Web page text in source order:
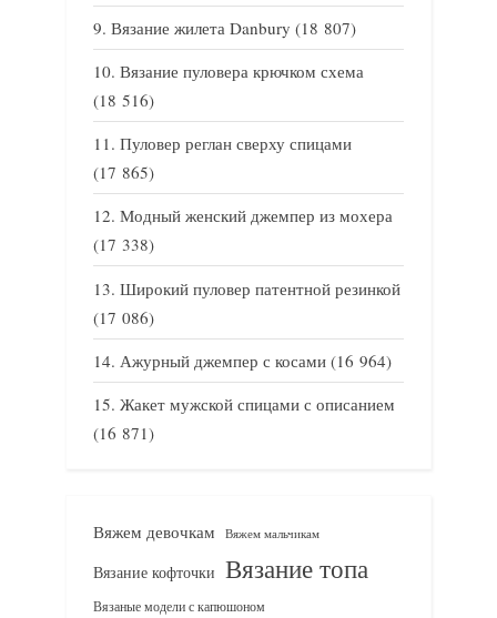
Вязание жилета Danbury (18 807)
Вязание пуловера крючком схема
(18 516)
Пуловер реглан сверху спицами
(17 865)
Модный женский джемпер из мохера
(17 338)
Широкий пуловер патентной резинкой
(17 086)
Ажурный джемпер с косами (16 964)
Жакет мужской спицами с описанием
(16 871)
Вяжем девочкам Вяжем мальчикам
Вязание кофточки Вязание топа
Вязаные модели с капюшоном